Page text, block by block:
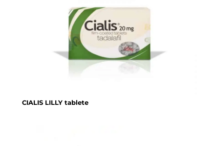
CIALIS LILLY tablete